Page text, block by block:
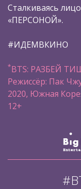
Сталкиваясь
«ПЕРСОНОЙ».
#ИДЕМВКИНО
*BTS: РАЗБЕЙ
Режиссёр: Пак
2020, Южная
12+